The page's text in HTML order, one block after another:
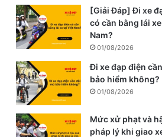
[Giải Đáp] Đi xe
có cần bằng lái
Nam?
01/08/2026
Đi xe đạp điện
bảo hiểm không?
01/08/2026
Mức xử phạt và
pháp lý khi giao